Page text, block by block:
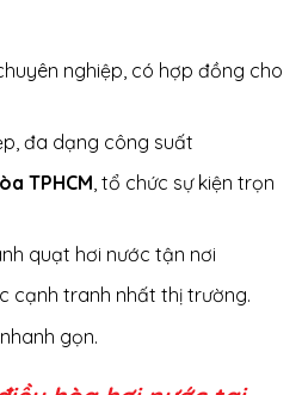
nghiệp, có hợp đồng cho
đa dạng công suất
TPHCM, tổ chức sự kiện trọn
quạt hơi nước tận nơi
cạnh tranh nhất thị trường.
gọn.